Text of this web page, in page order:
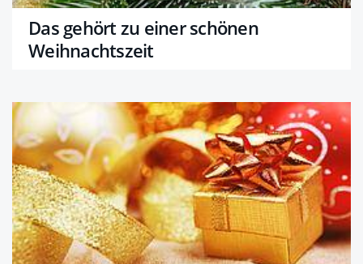
Das gehört zu einer schönen
Weihnachtszeit